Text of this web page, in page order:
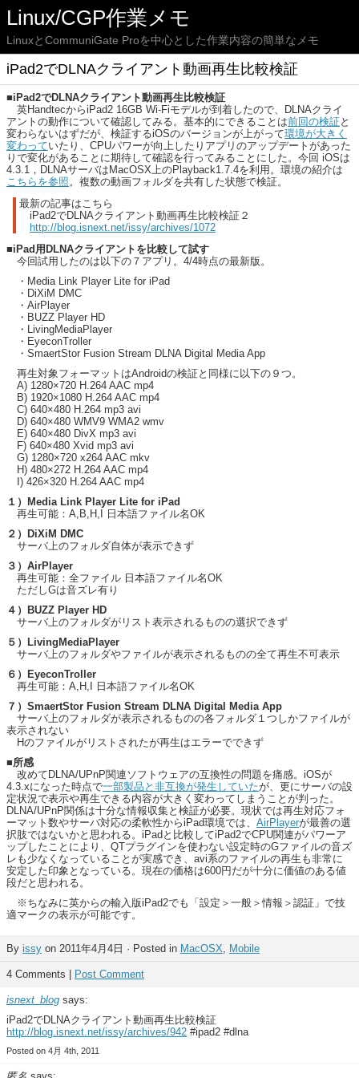
Linux/CGP作業メモ
LinuxとCommuniGate Proを中心とした作業内容の簡単なメモ
iPad2でDLNAクライアント動画再生比較検証
■iPad2でDLNAクライアント動画再生比較検証
英HandtecからiPad2 16GB Wi-Fiモデルが到着したので、DLNAクライ
アントの動作について確認してみる。基本的にできることは前回の検証と
変わらないはずだが、検証するiOSのバージョンが上がって環境が大きく
変わっていたり、CPUパワーが向上したりアプリのアップデートがあった
りで変化があることに期待して確認を行ってみることにした。今回 iOSは
4.3.1，DLNAサーバはMacOSX上のPlayback1.7.4を利用。環境の紹介は
こちらを参照。複数の動画フォルダを共有した状態で検証。
最新の記事はこちら
iPad2でDLNAクライアント動画再生比較検証２
http://blog.isnext.net/issy/archives/1072
■iPad用DLNAクライアントを比較して試す
今回試用したのは以下の７アプリ。4/4時点の最新版。
・Media Link Player Lite for iPad
・DiXiM DMC
・AirPlayer
・BUZZ Player HD
・LivingMediaPlayer
・EyeconTroller
・SmaertStor Fusion Stream DLNA Digital Media App
再生対象フォーマットはAndroidの検証と同様に以下の９つ。
A) 1280×720 H.264 AAC mp4
B) 1920×1080 H.264 AAC mp4
C) 640×480 H.264 mp3 avi
D) 640×480 WMV9 WMA2 wmv
E) 640×480 DivX mp3 avi
F) 640×480 Xvid mp3 avi
G) 1280×720 x264 AAC mkv
H) 480×272 H.264 AAC mp4
I) 426×320 H.264 AAC mp4
１）Media Link Player Lite for iPad
再生可能：A,B,H,I 日本語ファイル名OK
２）DiXiM DMC
サーバ上のフォルダ自体が表示できず
３）AirPlayer
再生可能：全ファイル 日本語ファイル名OK
ただしGは音ズレ有り
４）BUZZ Player HD
サーバ上のフォルダがリスト表示されるものの選択できず
５）LivingMediaPlayer
サーバ上のフォルダやファイルが表示されるものの全て再生不可表示
６）EyeconTroller
再生可能：A,H,I 日本語ファイル名OK
７）SmaertStor Fusion Stream DLNA Digital Media App
サーバ上のフォルダが表示されるものの各フォルダ１つしかファイルが
表示されない
Hのファイルがリストされたが再生はエラーでできず
■所感
改めてDLNA/UPnP関連ソフトウェアの互換性の問題を痛感。iOSが
4.3.xになった時点で一部製品と非互換が発生していたが、更にサーバの設
定状況で表示や再生できる内容が大きく変わってしまうことが判った。
DLNA/UPnP関係は十分な情報収集と検証が必要。現状では再生対応フォ
ーマット数やサーバ対応の柔軟性からiPad環境では、 AirPlayerが最善の選
択肢ではないかと思われる。iPadと比較してiPad2でCPU関連がパワーア
ップしたことにより、QTプラグインを使わない設定時のGファイルの音ズ
レも少なくなっていることが実感でき、avi系のファイルの再生も非常に
安定した印象となっている。現在の価格は600円だが十分に価値のある値
段だと思われる。
※ちなみに英からの輸入版iPad2でも「設定＞一般＞情報＞認証」で技
適マークの表示が可能です。
By issy on 2011年4月4日 · Posted in MacOSX, Mobile
4 Comments | Post Comment
isnext_blog says:
iPad2でDLNAクライアント動画再生比較検証
http://blog.isnext.net/issy/archives/942 #ipad2 #dlna
Posted on 4月 4th, 2011